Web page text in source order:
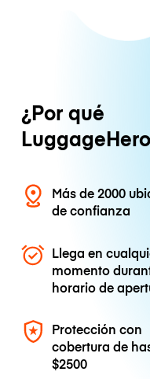
¿Por qué
Más de 2000
de confianza
Llega en
momento
horario de
Protección con
cobertura de
$2500